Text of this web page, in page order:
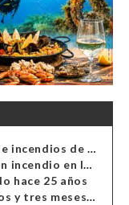
Detenido el autor de una oleada de incendios de contenedores en Almería
Madre e hijo hospitalizados tras un incendio en la cocina de una vivienda en Almería
hace 25 años
Confirmada la condena de tres años y tres meses al hombre de Antas acusado de xenofobia